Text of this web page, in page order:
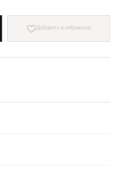
Добавить в избранное